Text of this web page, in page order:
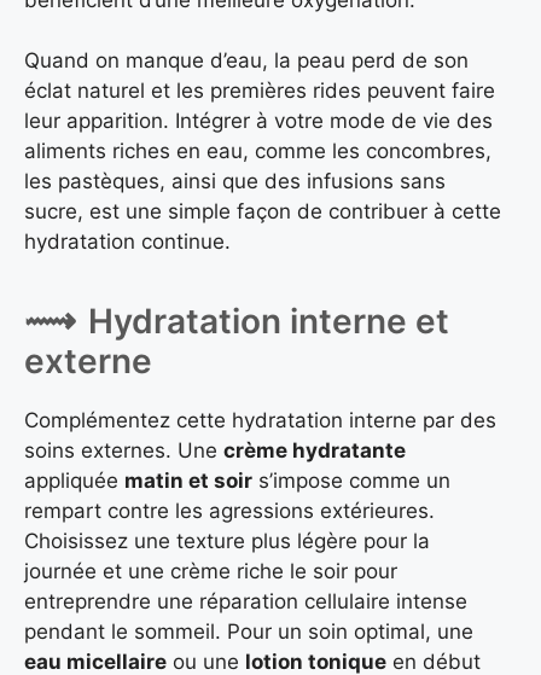
Quand on manque d’eau, la peau perd de son
éclat naturel et les premières rides peuvent faire
leur apparition. Intégrer à votre mode de vie des
aliments riches en eau, comme les concombres,
les pastèques, ainsi que des infusions sans
sucre, est une simple façon de contribuer à cette
hydratation continue.
Hydratation interne et
externe
Complémentez cette hydratation interne par des
soins externes. Une crème hydratante
appliquée matin et soir s’impose comme un
rempart contre les agressions extérieures.
Choisissez une texture plus légère pour la
journée et une crème riche le soir pour
entreprendre une réparation cellulaire intense
pendant le sommeil. Pour un soin optimal, une
eau micellaire ou une lotion tonique en début